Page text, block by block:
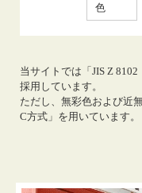
色
当サイトでは「JIS Z
採用しています。
ただし、無彩色および近
C方式」を用いています。